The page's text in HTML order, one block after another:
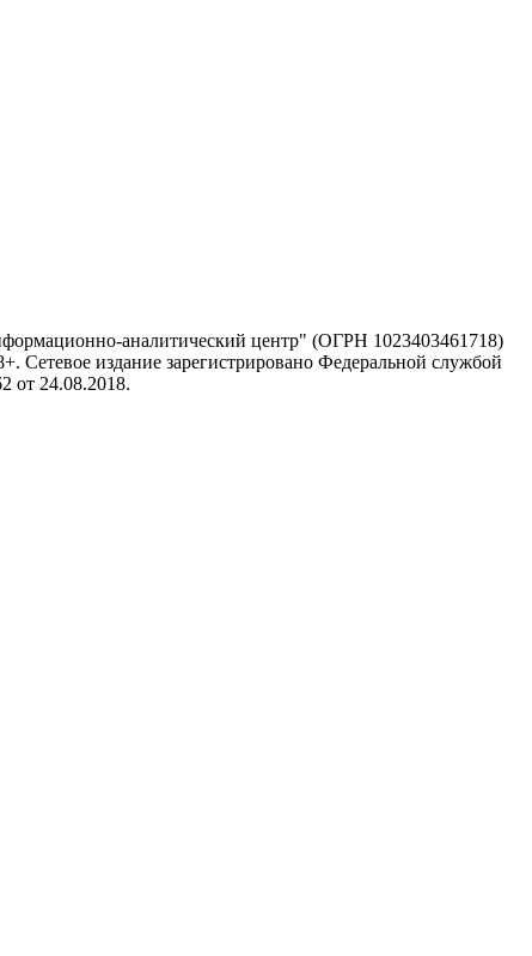
аналитический центр" (ОГРН 1023403461718)
Сетевое издание зарегистрировано Федеральной службой
от 24.08.2018.